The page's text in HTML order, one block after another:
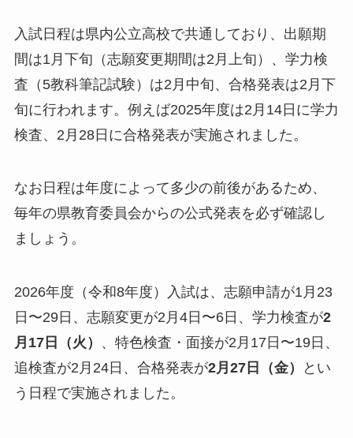
入試日程は県内公立高校で共通しており、出願期
間は1月下旬（志願変更期間は2月上旬）、学力検
査（5教科筆記試験）は2月中旬、合格発表は2月下
旬に行われます。例えば2025年度は2月14日に学力
検査、2月28日に合格発表が実施されました。
なお日程は年度によって多少の前後があるため、
毎年の県教育委員会からの公式発表を必ず確認し
ましょう。
2026年度（令和8年度）入試は、志願申請が1月23
日〜29日、志願変更が2月4日〜6日、学力検査が2
月17日（火）
、特色検査・面接が2月17日〜19日、
追検査が2月24日、合格発表が2月27日（金）
とい
う日程で実施されました。